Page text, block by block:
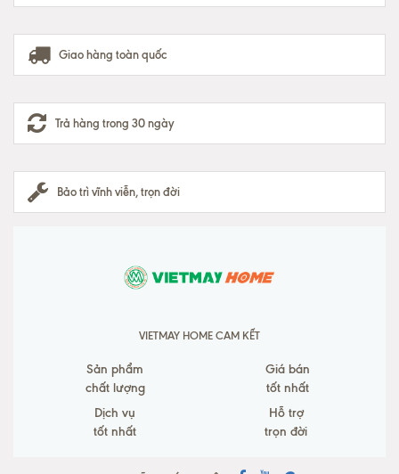
Giao hàng toàn quốc
Trả hàng trong 30 ngày
Bảo trì vĩnh viễn, trọn đời
VIETMAY HOME CAM KẾT
Sản phẩm
chất lượng
Giá bán
tốt nhất
Dịch vụ
tốt nhất
Hỗ trợ
trọn đời